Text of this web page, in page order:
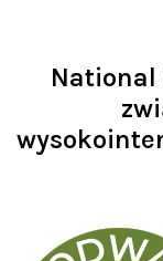
National